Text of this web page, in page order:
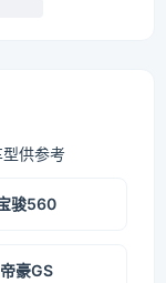
供参考
骏560
帝豪GS